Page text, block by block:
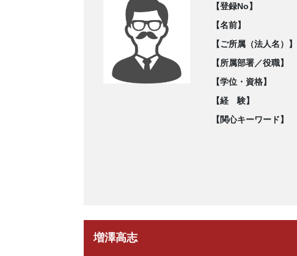
【登録No】
【名前】
【ご所属（法人名）】
【所属部署／役職】
【学位・資格】
【経 験】
【関心キーワード】
増澤高志